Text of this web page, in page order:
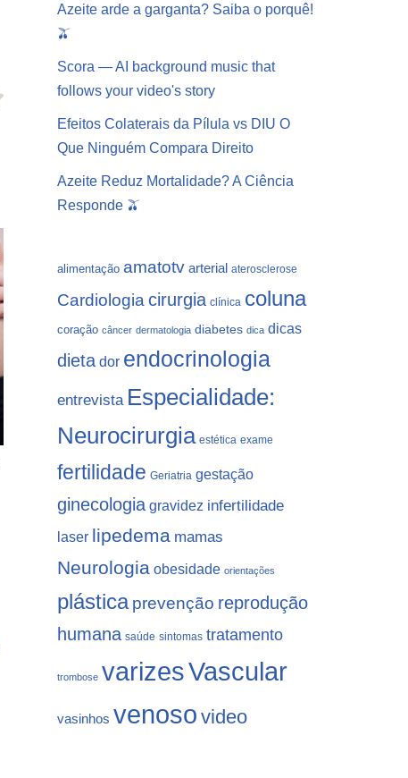
Azeite arde a garganta? Saiba o porquê!
🫒
Scora — AI background music that
follows your video's story
Efeitos Colaterais da Pílula vs DIU O
Que Ninguém Compara Direito
Azeite Reduz Mortalidade? A Ciência
Responde 🫒
alimentação amatotv arterial aterosclerose
Cardiologia cirurgia clínica coluna
coração câncer dermatologia diabetes dica dicas
dieta dor endocrinologia
entrevista Especialidade:
Neurocirurgia estética exame
fertilidade Geriatria gestação
ginecologia gravidez infertilidade
laser lipedema mamas
Neurologia obesidade orientações
plástica prevenção reprodução
humana saúde sintomas tratamento
trombose varizesVascular
vasinhos venoso video